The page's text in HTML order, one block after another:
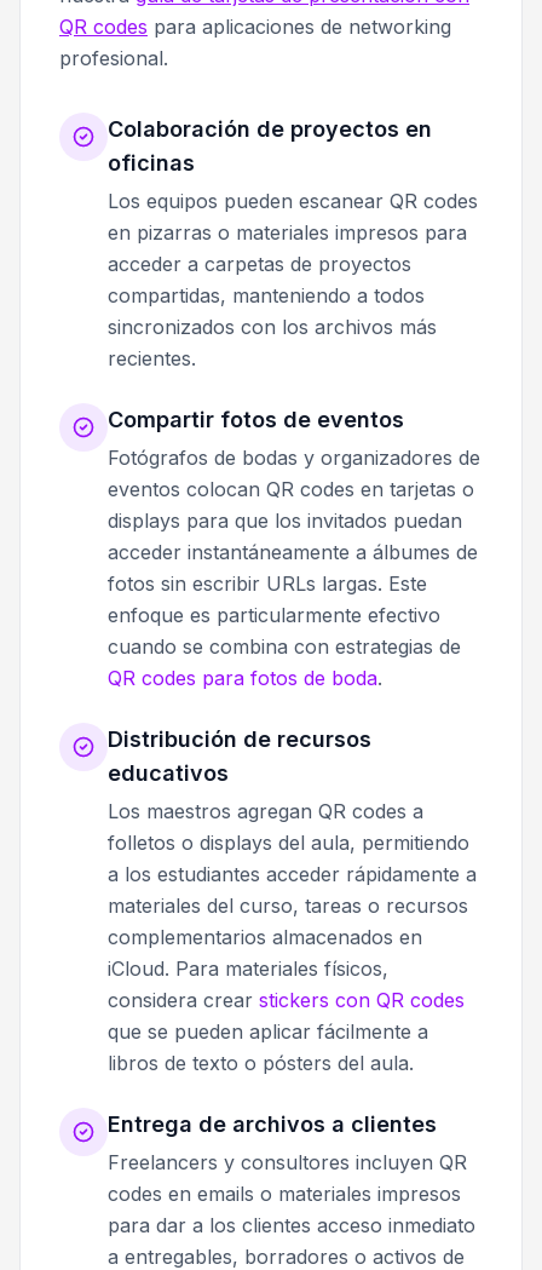
QR codes para aplicaciones de networking
profesional.
Colaboración de proyectos en
oficinas
Los equipos pueden escanear QR codes
en pizarras o materiales impresos para
acceder a carpetas de proyectos
compartidas, manteniendo a todos
sincronizados con los archivos más
recientes.
Compartir fotos de eventos
Fotógrafos de bodas y organizadores de
eventos colocan QR codes en tarjetas o
displays para que los invitados puedan
acceder instantáneamente a álbumes de
fotos sin escribir URLs largas. Este
enfoque es particularmente efectivo
cuando se combina con estrategias de
QR codes para fotos de boda.
Distribución de recursos
educativos
Los maestros agregan QR codes a
folletos o displays del aula, permitiendo
a los estudiantes acceder rápidamente a
materiales del curso, tareas o recursos
complementarios almacenados en
iCloud. Para materiales físicos,
considera crear stickers con QR codes
que se pueden aplicar fácilmente a
libros de texto o pósters del aula.
Entrega de archivos a clientes
Freelancers y consultores incluyen QR
codes en emails o materiales impresos
para dar a los clientes acceso inmediato
a entregables, borradores o activos de